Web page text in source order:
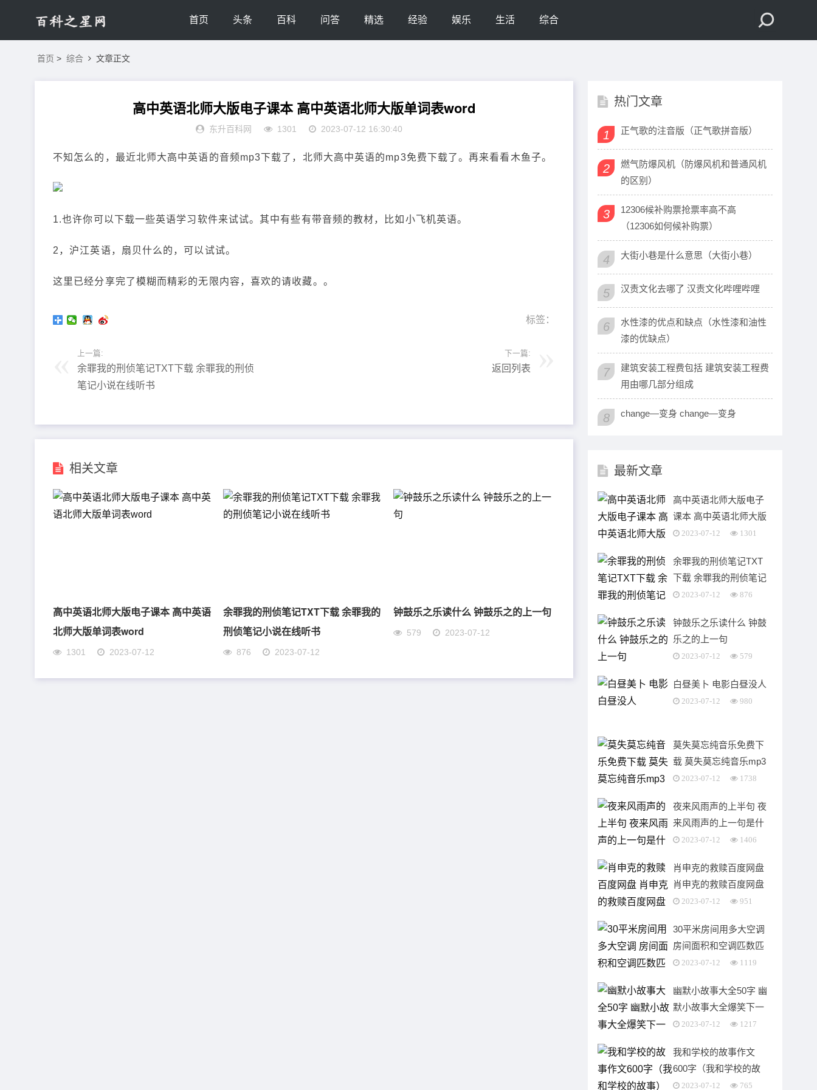
首页 头条 百科 问答 精选 经验 娱乐 生活 综合
首页 > 综合 文章正文
高中英语北师大版电子课本 高中英语北师大版单词表word
东升百科网 1301 2023-07-12 16:30:40
不知怎么的，最近北师大高中英语的音频mp3下载了，北师大高中英语的mp3免费下载了。再来看看木鱼子。
1.也许你可以下载一些英语学习软件来试试。其中有些有带音频的教材，比如小飞机英语。
2，沪江英语，扇贝什么的，可以试试。
这里已经分享完了模糊而精彩的无限内容，喜欢的请收藏。。
标签：
上一篇:
余罪我的刑侦笔记TXT下载 余罪我的刑侦
笔记小说在线听书
下一篇:
返回列表
相关文章
高中英语北师大版电子课本 高中英语
北师大版单词表word
1301 2023-07-12
余罪我的刑侦笔记TXT下载 余罪我的
刑侦笔记小说在线听书
876 2023-07-12
钟鼓乐之乐读什么 钟鼓乐之的上一句
579 2023-07-12
热门文章
1 正气歌的注音版（正气歌拼音版）
2
燃气防爆风机（防爆风机和普通风机
的区别）
3
12306候补购票抢票率高不高
（12306如何候补购票）
4 大街小巷是什么意思（大街小巷）
5 汉责文化去哪了 汉责文化哔哩哔哩
6
水性漆的优点和缺点（水性漆和油性
漆的优缺点）
7
建筑安装工程费包括 建筑安装工程费
用由哪几部分组成
8 change—变身 change―变身
最新文章
高中英语北师大版电子
课本 高中英语北师大版
单词表word
2023-07-12 1301
余罪我的刑侦笔记TXT
下载 余罪我的刑侦笔记
小说在线听书
2023-07-12 876
钟鼓乐之乐读什么 钟鼓
乐之的上一句
2023-07-12 579
白昼美卜 电影白昼没人
2023-07-12 980
莫失莫忘纯音乐免费下
载 莫失莫忘纯音乐mp3
2023-07-12 1738
夜来风雨声的上半句 夜
来风雨声的上一句是什
么2023-07-12 1406
肖申克的救赎百度网盘
肖申克的救赎百度网盘
mp4
2023-07-12 951
30平米房间用多大空调
房间面积和空调匹数匹
配的前提是正常房高多
2023-07-12 1119
幽默小故事大全50字 幽
默小故事大全爆笑下一
句2023-07-12 1217
我和学校的故事作文
600字（我和学校的故
事） 我和学校的故事作
2023-07-12 765